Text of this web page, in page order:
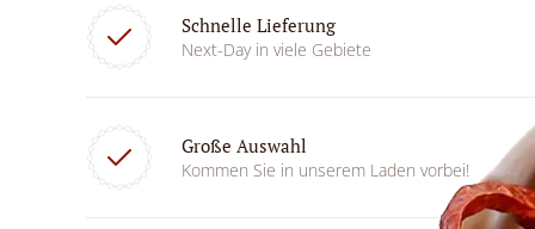
Schnelle Lieferung
Next-Day in viele Gebiete
Große Auswahl
Kommen Sie in unserem Laden vorbei!